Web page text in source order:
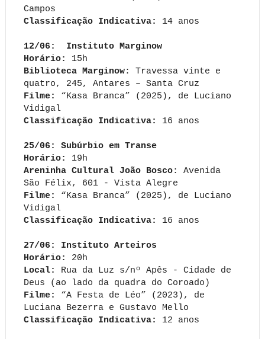
Campos
Classificação Indicativa:
14 anos
12/06: Instituto Marginow
Horário:
15h
Biblioteca Marginow: Travessa vinte e
quatro, 245, Antares – Santa Cruz
Filme:
“Kasa Branca” (2025), de Luciano
Vidigal
Classificação Indicativa:
16 anos
25/06: Subúrbio em Transe
Horário:
19h
Areninha Cultural João Bosco: Avenida
São Félix, 601 - Vista Alegre
Filme:
“Kasa Branca” (2025), de Luciano
Vidigal
Classificação Indicativa:
16 anos
27/06: Instituto Arteiros
Horário:
20h
Local:
Rua da Luz s/nº Apês - Cidade de
Deus (ao lado da quadra do Coroado)
Filme:
“A Festa de Léo” (2023), de
Luciana Bezerra e Gustavo Mello
Classificação Indicativa:
12 anos